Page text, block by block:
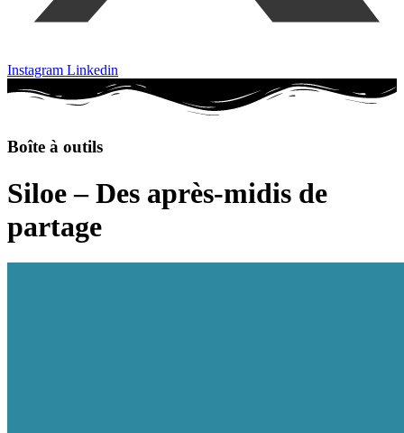
Instagram Linkedin
Boîte à outils
Siloe – Des après-midis de
partage